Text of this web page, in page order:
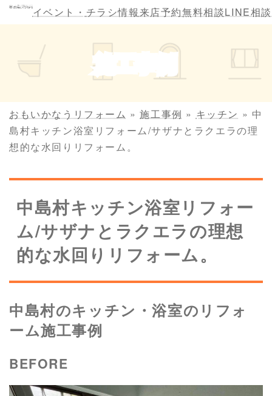
コ
ン
ッ
プ
ナ
ビ
移
動
イベント・ チラシ情報来店予約無料相談LINE相談
施工事例
おもいかなうリフォーム »施工事例 » キッチン » 中
島村キッチン浴室リフォーム/サザナとラクエラの理
想的な水回りリフォーム。
中島村キッチン浴室リフォー
ム/サザナとラクエラの理想
的な水回りリフォーム。
中島村のキッチン・浴室のリフォ
ーム施工事例
BEFORE